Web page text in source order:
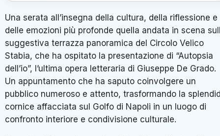
Una serata all’insegna della cultura, della riflessione e
delle emozioni più profonde quella andata in scena
suggestiva terrazza panoramica del Circolo Velico
Stabia, che ha ospitato la presentazione di “Autopsia
dell’io”, l’ultima opera letteraria di Giuseppe De Grado.
Un appuntamento che ha saputo coinvolgere un
pubblico numeroso e attento, trasformando la
cornice affacciata sul Golfo di Napoli in un luogo di
confronto interiore e condivisione culturale.